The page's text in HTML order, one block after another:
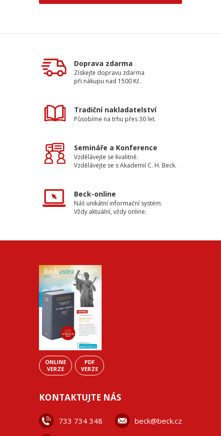
Doprava zdarma
Získejte dopravu zdarma
při nákupu nad 1500 Kč.
Tradiční nakladatelství
Působíme na trhu přes 30 let.
Semináře a Konference
Vzdělávejte se kvalitně.
Vzdělávejte se s Akademií C. H. Beck.
Beck-online
Náš unikátní informační systém.
Vždy aktuální, vždy online.
ONLINE
VERZE
PDF
VERZE
KONTAKTUJTE NÁS
733 734 348 beck@beck.cz